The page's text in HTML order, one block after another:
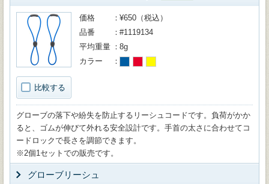
比較する
価格
¥650（税込）
品番
#1119134
平均重量
8g
カラー
グローブの落下や紛失を防止するリーシュコードです。負荷がかか
ると、ゴムが伸びて外れる安全設計です。手首の太さに合わせてコ
ードロックで長さを調節できます。
※2個1セットでの販売です。
グローブリーシュ